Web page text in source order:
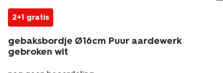
2+1 gratis
gebaksbordje Ø16cm Puur aardewerk
gebroken wit